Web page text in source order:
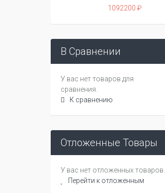
1092200 ₽
В Сравнении
У вас нет товаров для
сравнения.
К сравнению
Отложенные Товары
У вас нет отложенных товаров.
Перейти к отложенным